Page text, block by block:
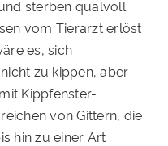
sterben qualvoll
vom Tierarzt erlöst
es, sich
zu kippen, aber
Kippfenster-
von Gittern, die
hin zu einer Art